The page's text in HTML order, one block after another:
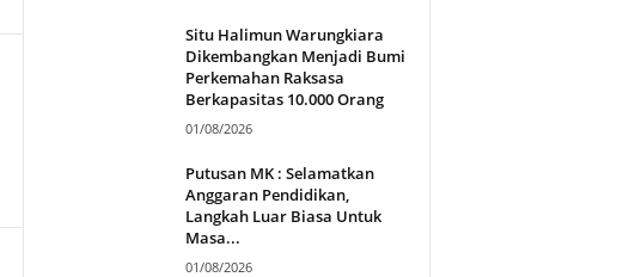
Situ Halimun Warungkiara
Dikembangkan Menjadi Bumi
Perkemahan Raksasa
Berkapasitas 10.000 Orang
01/08/2026
Putusan MK : Selamatkan
Anggaran Pendidikan,
Langkah Luar Biasa Untuk
Masa...
01/08/2026